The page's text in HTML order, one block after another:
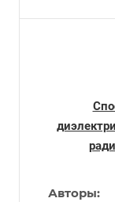
Авторы: